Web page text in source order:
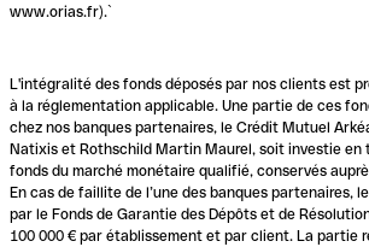
www.orias.fr).`
L'intégralité des fonds déposés par nos clients est
à la réglementation applicable. Une partie de ces
chez nos banques partenaires, le Crédit Mutuel
Natixis et Rothschild Martin Maurel, soit investie en
fonds du marché monétaire qualifié, conservés
En cas de faillite de l’une des banques partenaires,
par le Fonds de Garantie des Dépôts et de
100 000 € par établissement et par client. La partie